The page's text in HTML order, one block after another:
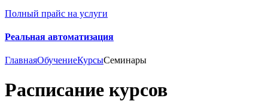
Полный прайс на услуги
Реальная автоматизация
ГлавнаяОбучениеКурсыСеминары
Расписание курсов